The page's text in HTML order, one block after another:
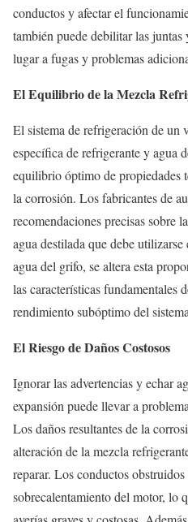
conductos y afectar el
también puede debilitar las
lugar a fugas y problemas
El Equilibrio de la Mezcla
El sistema de refrigeración de un
específica de refrigerante y agua
equilibrio óptimo de propiedades
la corrosión. Los fabricantes de
recomendaciones precisas sobre
agua destilada que debe
agua del grifo, se altera esta
las características fundamentales
rendimiento subóptimo del
El Riesgo de Daños Costosos
Ignorar las advertencias y echar
expansión puede llevar a
Los daños resultantes de la
alteración de la mezcla
reparar. Los conductos obstruidos
sobrecalentamiento del motor, lo